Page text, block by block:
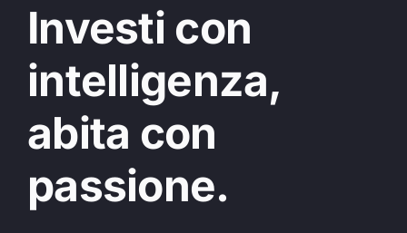
General Contractor
Sviluppo Immobiliare
Blog
Investi con
intelligenza,
abita con
passione.